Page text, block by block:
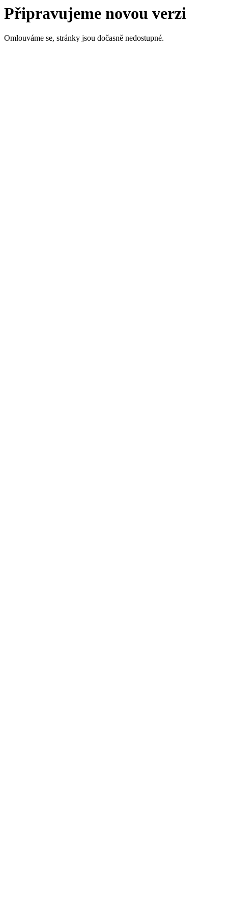
Připravujeme novou verzi
Omlouváme se, stránky jsou dočasně nedostupné.